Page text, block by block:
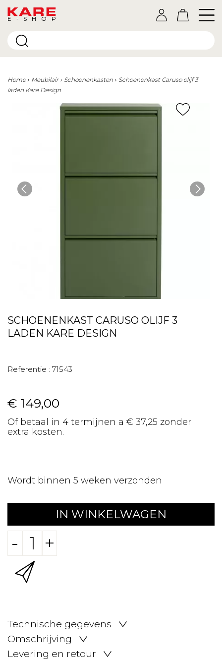
E-SHOP
Home Meubilair Schoenenkasten
Schoenenkast Caruso olijf 3
laden Kare Design
SCHOENENKAST CARUSO OLIJF 3
LADEN KARE DESIGN
Referentie : 71543
€ 149,00
Of betaal in 4 termijnen a € 37,25 zonder
extra kosten.
Wordt binnen 5 weken verzonden
IN WINKELWAGEN
- +
Technische gegevens
Omschrijving
Levering en retour